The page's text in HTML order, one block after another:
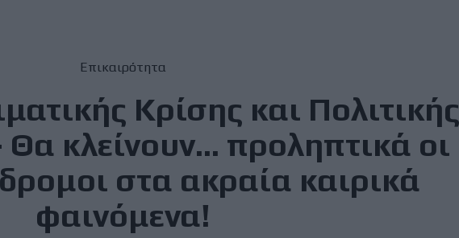
Επικαιρότητα
Κρίσης και Πολιτικής
κλείνουν... προληπτικά οι
στα ακραία καιρικά
φαινόμενα!